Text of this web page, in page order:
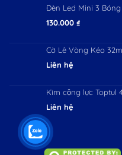
Đèn Led Mini 3 Bóng
130.000 ₫
Cờ Lê Vòng Kéo
Liên hệ
Kìm cộng lực Toptul
Liên hệ